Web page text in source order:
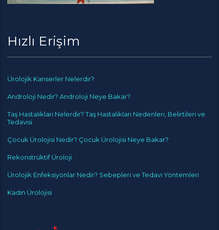
Hızlı Erişim
Ürolojik Kanserler Nelerdir?
Androloji Nedir? Androloji Neye Bakar?
Taş Hastalıkları Nelerdir? Taş Hastalıkları Nedenleri, Belirtileri ve
Tedavisi
Çocuk Ürolojisi Nedir? Çocuk Ürolojisi Neye Bakar?
Rekonstrüktif Üroloji
Ürolojik Enfeksiyonlar Nedir? Sebepleri ve Tedavi Yöntemleri
Kadın Ürolojisi